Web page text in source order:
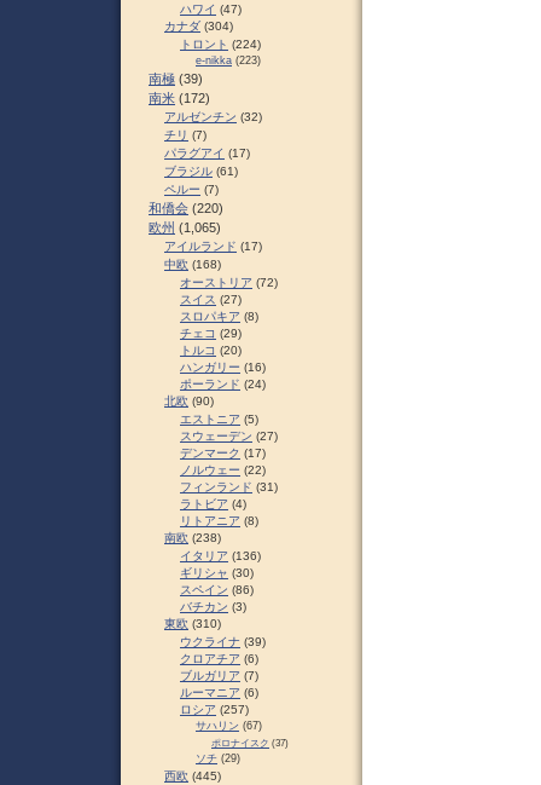
ハワイ (47)
カナダ (304)
トロント (224)
e-nikka (223)
南極 (39)
南米 (172)
アルゼンチン (32)
チリ (7)
パラグアイ (17)
ブラジル (61)
ペルー (7)
和僑会 (220)
欧州 (1,065)
アイルランド (17)
中欧 (168)
オーストリア (72)
スイス (27)
スロパキア (8)
チェコ (29)
トルコ (20)
ハンガリー (16)
ポーランド (24)
北欧 (90)
エストニア (5)
スウェーデン (27)
デンマーク (17)
ノルウェー (22)
フィンランド (31)
ラトビア (4)
リトアニア (8)
南欧 (238)
イタリア (136)
ギリシャ (30)
スペイン (86)
バチカン (3)
東欧 (310)
ウクライナ (39)
クロアチア (6)
ブルガリア (7)
ルーマニア (6)
ロシア (257)
サハリン (67)
ポロナイスク (37)
ソチ (29)
西欧 (445)